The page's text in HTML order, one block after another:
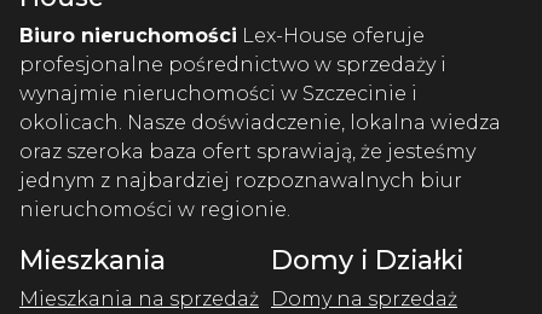
Biuro nieruchomości Lex-House oferuje
profesjonalne pośrednictwo w sprzedaży i
wynajmie nieruchomości w Szczecinie i
okolicach. Nasze doświadczenie, lokalna wiedza
oraz szeroka baza ofert sprawiają, że jesteśmy
jednym z najbardziej rozpoznawalnych biur
nieruchomości w regionie.
Mieszkania
Mieszkania na sprzedaż
Domy i Działki
Domy na sprzedaż